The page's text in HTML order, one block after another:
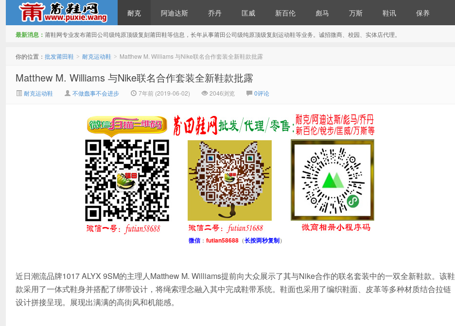
耐克 阿迪达斯 乔丹 匡威 新百伦 彪马 万斯 鞋讯 保养
最新消息： 莆鞋网专业发布莆田公司级纯原顶级复刻莆田鞋等信息，长年从事莆田公司级纯原顶级复刻运动鞋等业务。诚招微商、校园、实体店代理。
你的位置： 批发莆田鞋 > 耐克运动鞋 > Matthew M. Williams 与Nike联名合作套装全新鞋款批露
Matthew M. Williams 与Nike联名合作套装全新鞋款批露
耐克运动鞋 不做蠢事不会进步 7年前 (2019-06-02) 2046浏览 0评论
微信： futian58688（长按两秒复制）
近日潮流品牌1017 ALYX 9SM的主理人Matthew M. Williams提前向大众展示了其与Nike合作的联名套装中的一双全新鞋款。该鞋
款采用了一体式鞋身并搭配了绑带设计，将绳索理念融入其中完成鞋带系统。鞋面也采用了编织鞋面、皮革等多种材质结合拉链
设计拼接呈现。展现出满满的高街风和机能感。